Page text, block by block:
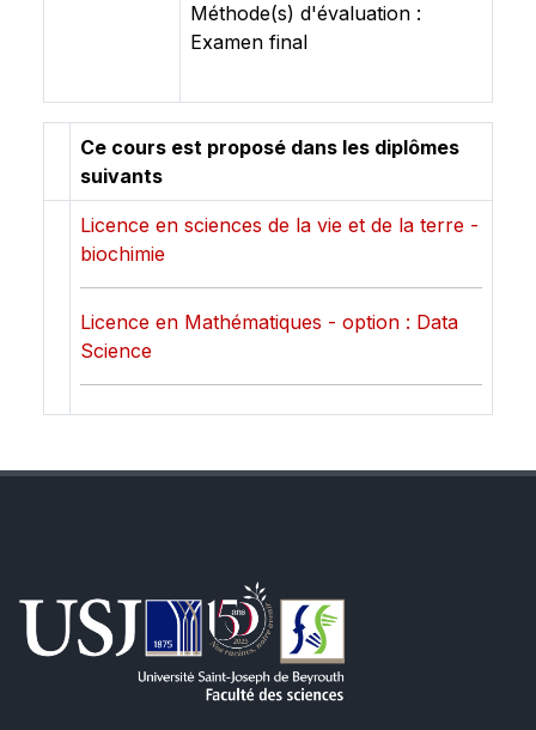
Méthode(s) d'évaluation :
Examen final
Ce cours est proposé dans les diplômes
suivants
Licence en sciences de la vie et de la terre -
biochimie
Licence en Mathématiques - option : Data
Science